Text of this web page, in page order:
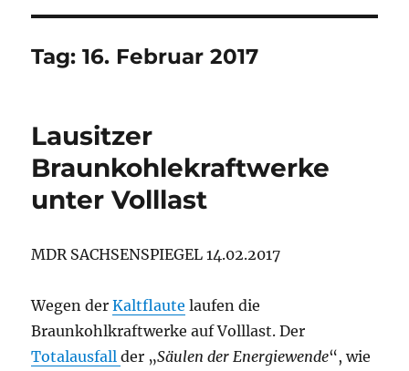
Tag:16. Februar 2017
Lausitzer
Braunkohlekraftwerke
unter Volllast
MDR SACHSENSPIEGEL 14.02.2017
Wegen derKaltflaute laufen die
Braunkohlkraftwerke auf Volllast. Der
Totalausfallder „Säulen der Energiewende“, wie